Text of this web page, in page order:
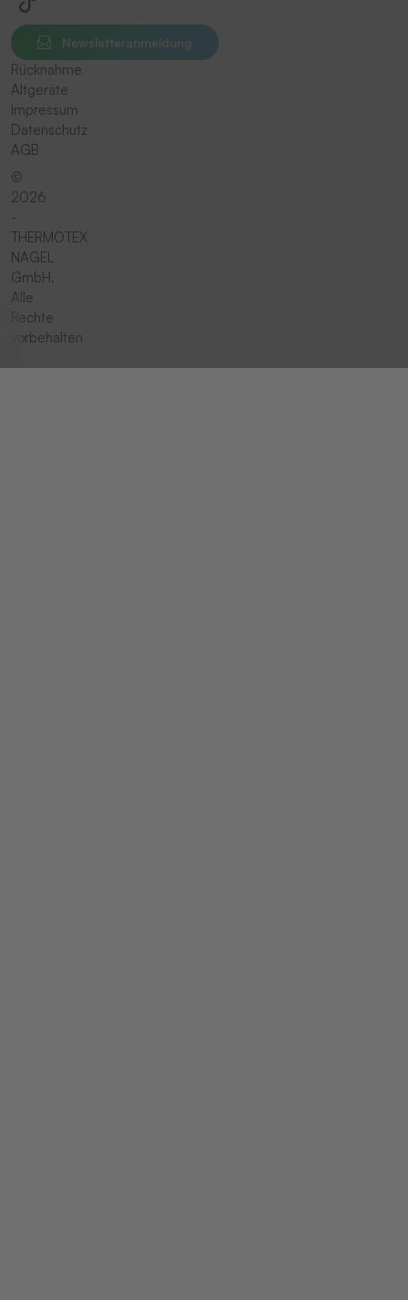
Newsletteranmeldung
Rücknahme
Altgeräte
Impressum
Datenschutz
AGB
©
2026
-
THERMOTEX
NAGEL
GmbH.
Alle
Rechte
vorbehalten